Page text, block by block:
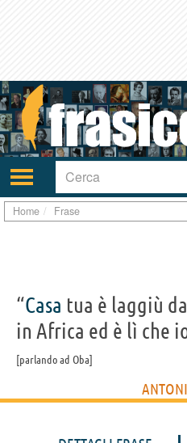
Attiva/disattiva
navigazione
Home Frase
“Casa tua è laggiù
in Africa ed è lì che
parlando ad Oba